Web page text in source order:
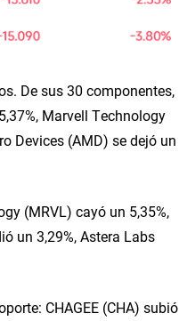
De sus 30 componentes,
Marvell Technology
Devices (AMD) se dejó un
(MRVL) cayó un 5,35%,
un 3,29%, Astera Labs
CHAGEE (CHA) subió